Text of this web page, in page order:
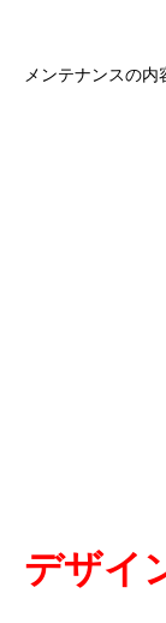
メンテナンスの
デザイ